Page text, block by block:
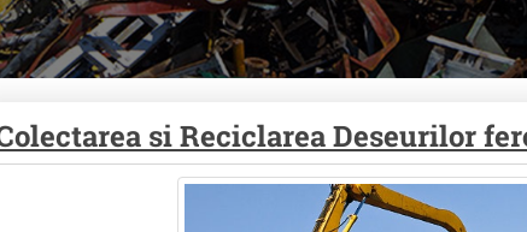
si Reciclarea Deseurilor